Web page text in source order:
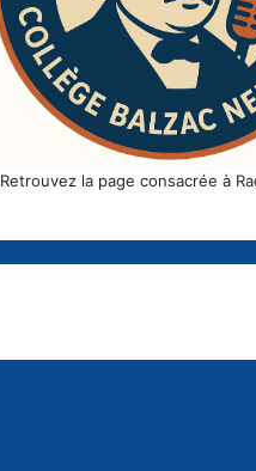
Retrouvez la page consacrée à